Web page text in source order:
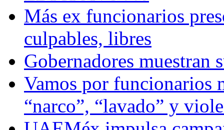
Más ex funcionarios
culpables, libres
Gobernadores muestran
Vamos por funcionarios
“narco”, “lavado” y